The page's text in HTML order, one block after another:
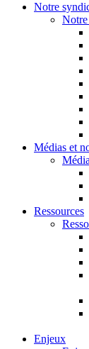
Notre
Médias et
Ressources
Enjeux